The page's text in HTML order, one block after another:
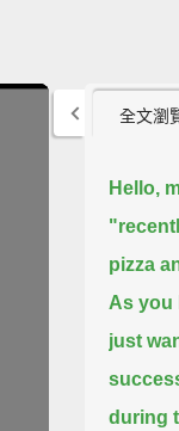
全文瀏
Hello,
pizza
As you
just
during